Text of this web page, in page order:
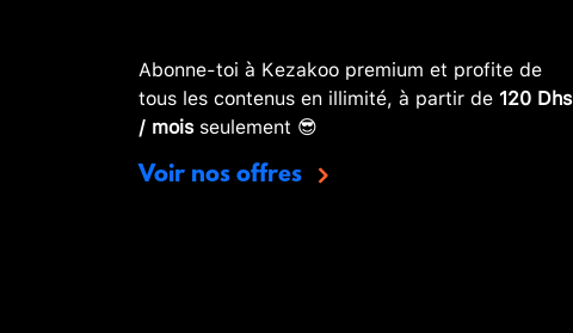
Abonne-toi à Kezakoo premium et profite de
tous les contenus en illimité, à partir de 120 Dhs
/ moisseulement 😎
Voir nos offres